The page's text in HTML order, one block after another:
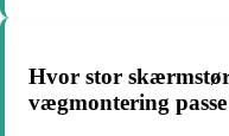
Hvor stor
vægmontering